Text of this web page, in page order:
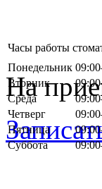
Часы работы
Понедельник
Вторник
Среда
Четверг
Пятница
Суббота
На